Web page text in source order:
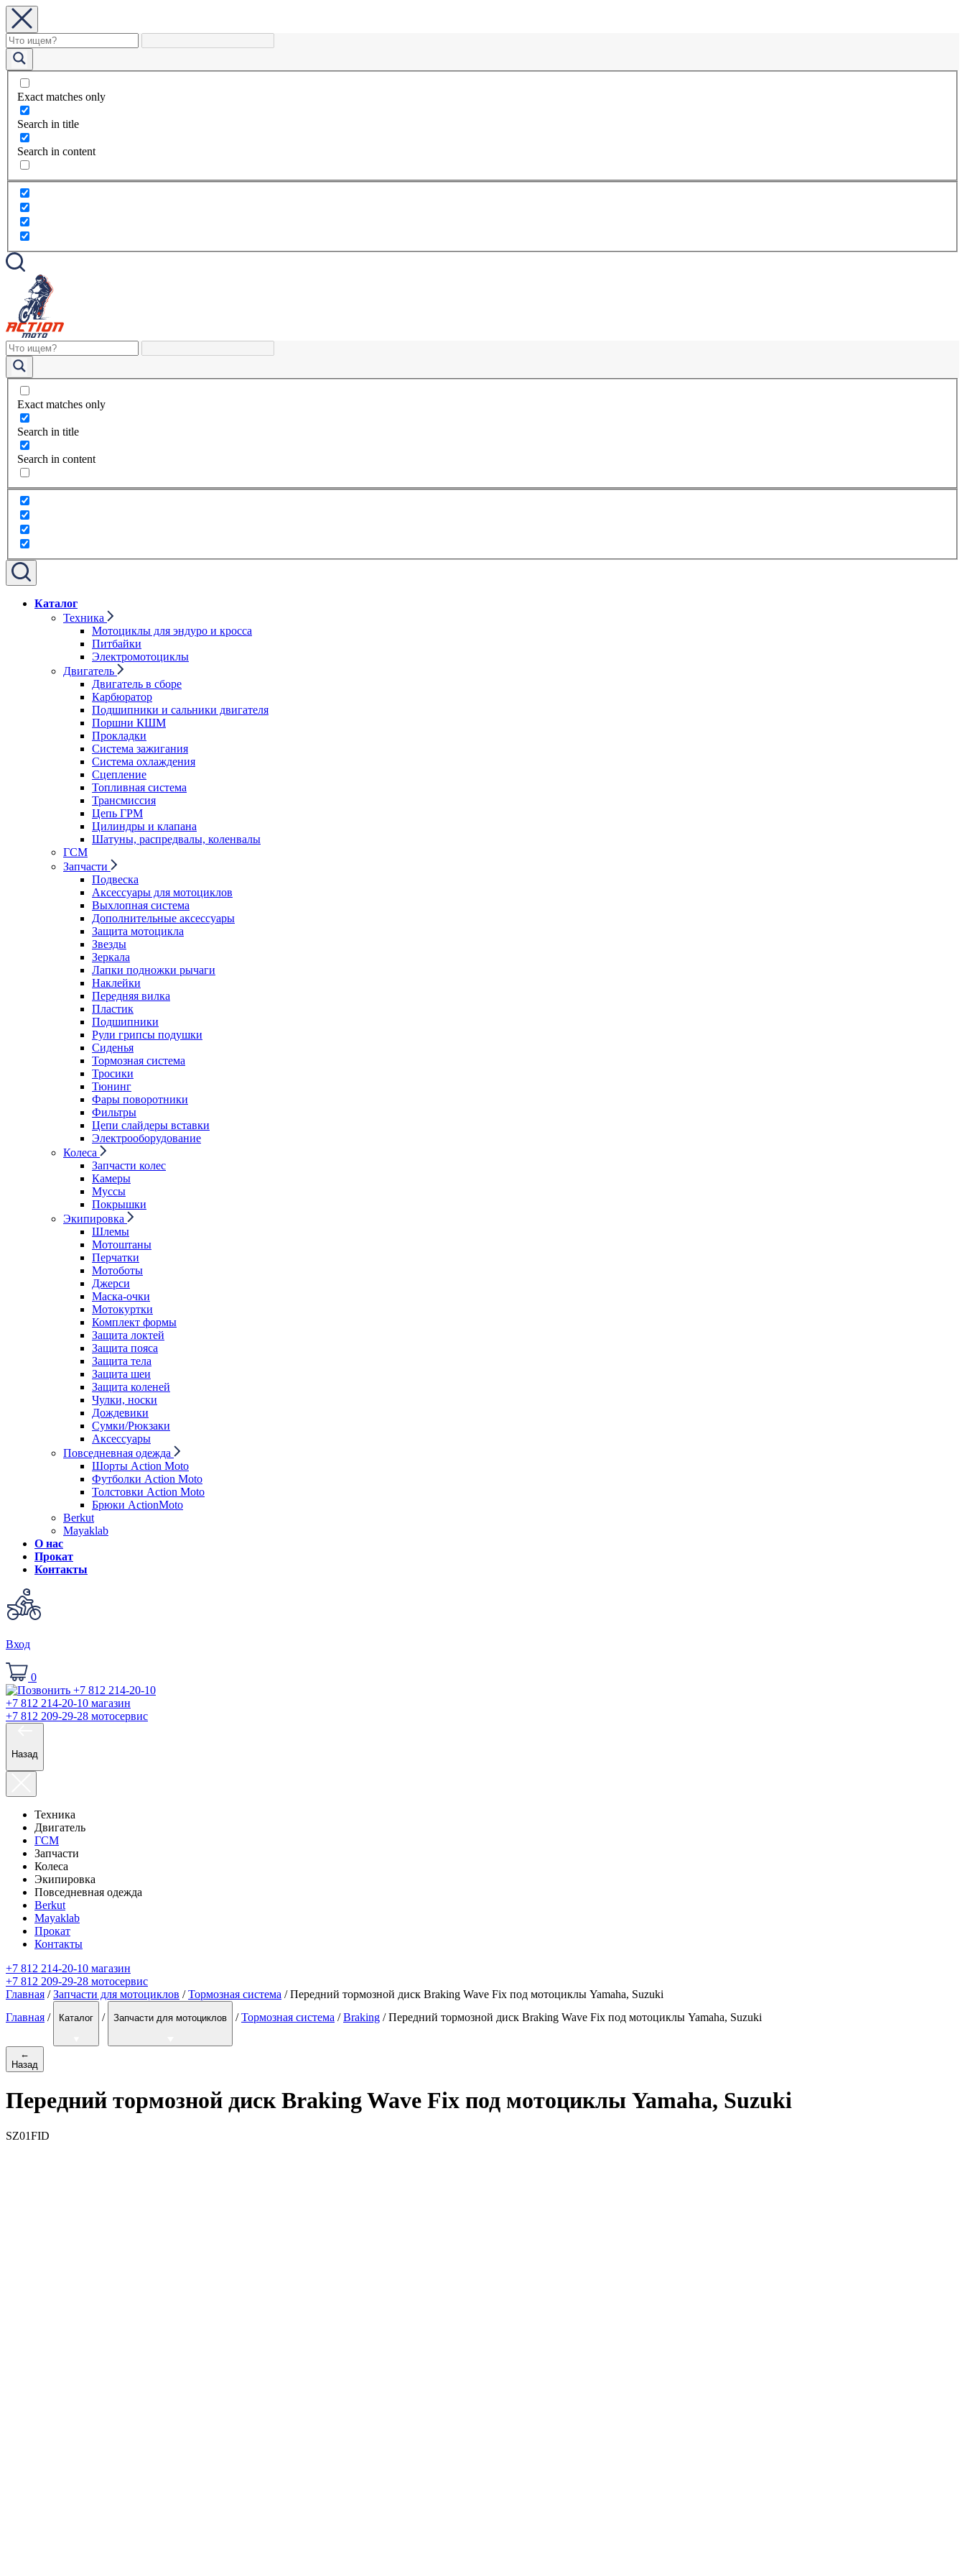
Exact matches only
Search in title
Search in content
Exact matches only
Search in title
Search in content
Каталог
Техника
Мотоциклы для эндуро и кросса
Питбайки
Электромотоциклы
Двигатель
Двигатель в сборе
Карбюратор
Подшипники и сальники двигателя
Поршни КШМ
Прокладки
Система зажигания
Система охлаждения
Сцепление
Топливная система
Трансмиссия
Цепь ГРМ
Цилиндры и клапана
Шатуны, распредвалы, коленвалы
ГСМ
Запчасти
Подвеска
Аксессуары для мотоциклов
Выхлопная система
Дополнительные аксессуары
Защита мотоцикла
Звезды
Зеркала
Лапки подножки рычаги
Наклейки
Передняя вилка
Пластик
Подшипники
Рули грипсы подушки
Сиденья
Тормозная система
Тросики
Тюнинг
Фары поворотники
Фильтры
Цепи слайдеры вставки
Электрооборудование
Колеса
Запчасти колес
Камеры
Муссы
Покрышки
Экипировка
Шлемы
Мотоштаны
Перчатки
Мотоботы
Джерси
Маска-очки
Мотокуртки
Комплект формы
Защита локтей
Защита пояса
Защита тела
Защита шеи
Защита коленей
Чулки, носки
Дождевики
Сумки/Рюкзаки
Аксессуары
Повседневная одежда
Шорты Action Moto
Футболки Action Moto
Толстовки Action Moto
Брюки ActionMoto
Berkut
Mayaklab
О нас
Прокат
Контакты
Вход
0
+7 812 214-20-10 магазин
+7 812 209-29-28 мотосервис
Назад
Техника
Двигатель
ГСМ
Запчасти
Колеса
Экипировка
Повседневная одежда
Berkut
Mayaklab
Прокат
Контакты
+7 812 214-20-10 магазин
+7 812 209-29-28 мотосервис
Главная /Запчасти для мотоциклов /Тормозная система / Передний тормозной диск Braking Wave Fix под мотоциклы Yamaha, Suzuki
Главная / Каталог / Запчасти для мотоциклов / Тормозная система / Braking / Передний тормозной диск Braking Wave Fix под мотоциклы Yamaha, Suzuki
←
Назад
Передний тормозной диск Braking Wave Fix под мотоциклы Yamaha, Suzuki
SZ01FID